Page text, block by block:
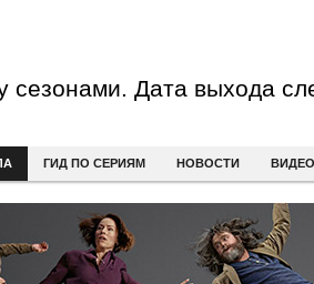
сезонами. Дата выхода
ГИД ПО СЕРИЯМ НОВОСТИ ВИДЕО